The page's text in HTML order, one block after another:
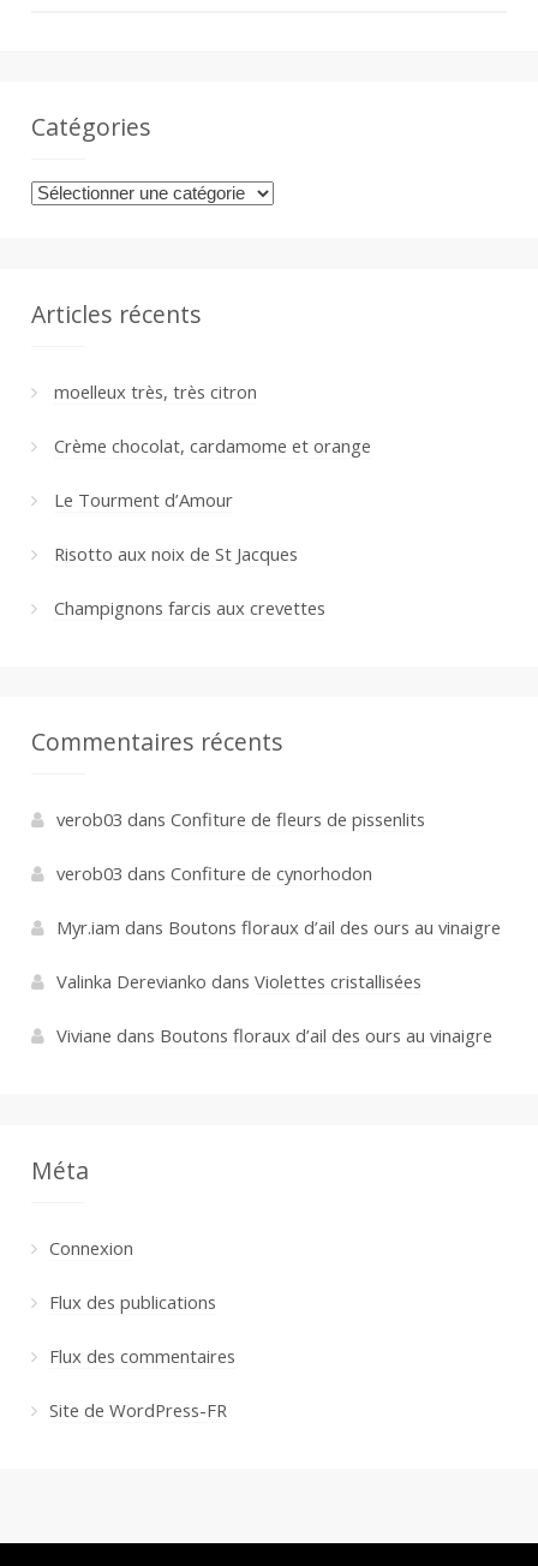
Catégories
Catégories
Articles récents
moelleux très, très citron
Crème chocolat, cardamome et orange
Le Tourment d’Amour
Risotto aux noix de St Jacques
Champignons farcis aux crevettes
Commentaires récents
verob03 dans Confiture de fleurs de pissenlits
verob03 dans Confiture de cynorhodon
Myr.iam dans Boutons floraux d’ail des ours au vinaigre
Valinka Derevianko dans Violettes cristallisées
Viviane dans Boutons floraux d’ail des ours au vinaigre
Méta
Connexion
Flux des publications
Flux des commentaires
Site de WordPress-FR